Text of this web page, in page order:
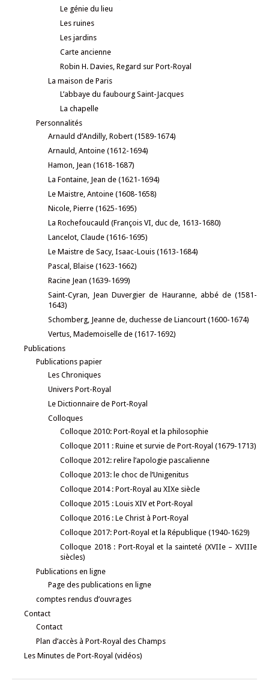
Le génie du lieu
Les ruines
Les jardins
Carte ancienne
Robin H. Davies, Regard sur Port-Royal
La maison de Paris
L’abbaye du faubourg Saint-Jacques
La chapelle
Personnalités
Arnauld d’Andilly, Robert (1589-1674)
Arnauld, Antoine (1612-1694)
Hamon, Jean (1618-1687)
La Fontaine, Jean de (1621-1694)
Le Maistre, Antoine (1608-1658)
Nicole, Pierre (1625-1695)
La Rochefoucauld (François VI, duc de, 1613-1680)
Lancelot, Claude (1616-1695)
Le Maistre de Sacy, Isaac-Louis (1613-1684)
Pascal, Blaise (1623-1662)
Racine Jean (1639-1699)
Saint-Cyran, Jean Duvergier de Hauranne, abbé de (1581-
1643)
Schomberg, Jeanne de, duchesse de Liancourt (1600-1674)
Vertus, Mademoiselle de (1617-1692)
Publications
Publications papier
Les Chroniques
Univers Port-Royal
Le Dictionnaire de Port-Royal
Colloques
Colloque 2010: Port-Royal et la philosophie
Colloque 2011 : Ruine et survie de Port-Royal (1679-1713)
Colloque 2012: relire l’apologie pascalienne
Colloque 2013: le choc de l’Unigenitus
Colloque 2014 : Port-Royal au XIXe siècle
Colloque 2015 : Louis XIV et Port-Royal
Colloque 2016 : Le Christ à Port-Royal
Colloque 2017: Port-Royal et la République (1940-1629)
Colloque 2018 : Port-Royal et la sainteté (XVIIe – XVIIIe
siècles)
Publications en ligne
Page des publications en ligne
comptes rendus d’ouvrages
Contact
Contact
Plan d’accès à Port-Royal des Champs
Les Minutes de Port-Royal (vidéos)